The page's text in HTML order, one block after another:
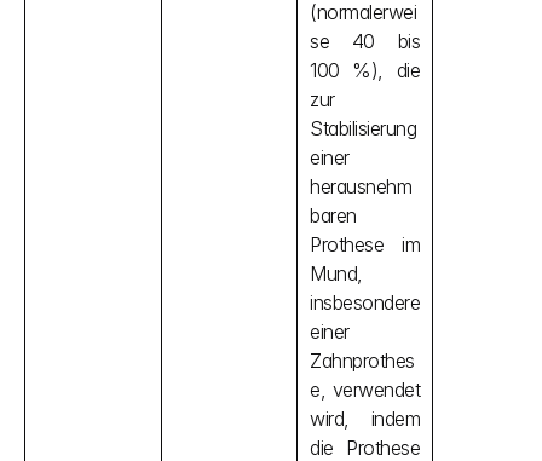
(normalerwei
se 40 bis
100 %), die
zur
Stabilisierung
einer
herausnehm
baren
Prothese im
Mund,
insbesondere
einer
Zahnprothes
e, verwendet
wird, indem
die Prothese